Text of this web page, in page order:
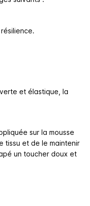
et élastique, la
sur la mousse
tissu et de le maintenir
un toucher doux et